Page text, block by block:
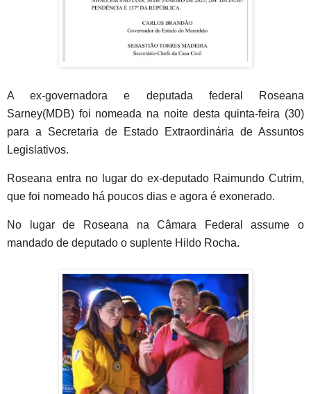
A ex-governadora e deputada federal Roseana
Sarney(MDB) foi nomeada na noite desta quinta-feira (30)
para a Secretaria de Estado Extraordinária de Assuntos
Legislativos.
Roseana entra no lugar do ex-deputado Raimundo Cutrim,
que foi nomeado há poucos dias e agora é exonerado.
No lugar de Roseana na Câmara Federal assume o
mandado de deputado o suplente Hildo Rocha.